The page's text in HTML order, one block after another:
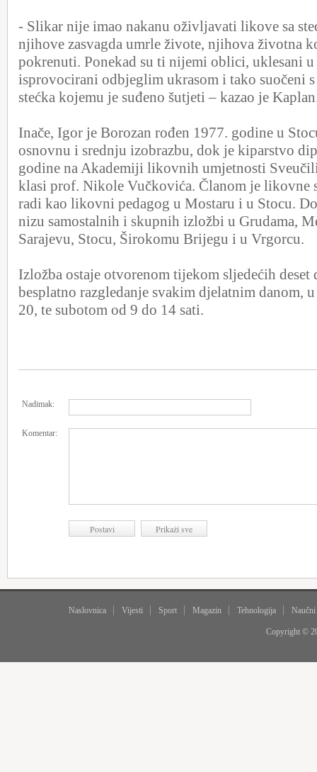
- Slikar nije imao nakanu oživljavati likove sa
njihove zasvagda umrle živote, njihova životna
pokrenuti. Ponekad su ti nijemi oblici, uklesani u
isprovocirani odbjeglim ukrasom i tako suočeni
stećka kojemu je suđeno šutjeti – kazao je
Inače, Igor je Borozan rođen 1977. godine u
osnovnu i srednju izobrazbu, dok je kiparstvo
godine na Akademiji likovnih umjetnosti
klasi prof. Nikole Vučkovića. Članom je likovne
radi kao likovni pedagog u Mostaru i u Stocu.
nizu samostalnih i skupnih izložbi u Grudama,
Sarajevu, Stocu, Širokomu Brijegu i u Vrgorcu.
Izložba ostaje otvorenom tijekom sljedećih deset
besplatno razgledanje svakim djelatnim danom,
20, te subotom od 9 do 14 sati.
Nadimak:
Komentar:
Naslovnica Vijesti Sport Magazin Tehnologija
Copyright ©